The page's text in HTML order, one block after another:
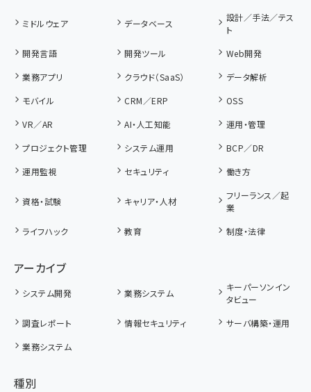
ミドルウェア データベース
設計／手法／テス
ト
開発言語
開発ツール
Web開発
業務アプリ
クラウド（SaaS）
データ解析
モバイル
CRM／ERP
OSS
VR／AR
AI・人工知能
運用・管理
プロジェクト管理
システム運用
BCP／DR
運用監視
セキュリティ 働き方
資格・試験 キャリア・人材
フリーランス／起
業
ライフハック
教育 制度・法律
アーカイブ
システム開発 業務システム
キーパーソンイン
タビュー
調査レポート
情報セキュリティ
サーバ構築・運用
業務システム
種別